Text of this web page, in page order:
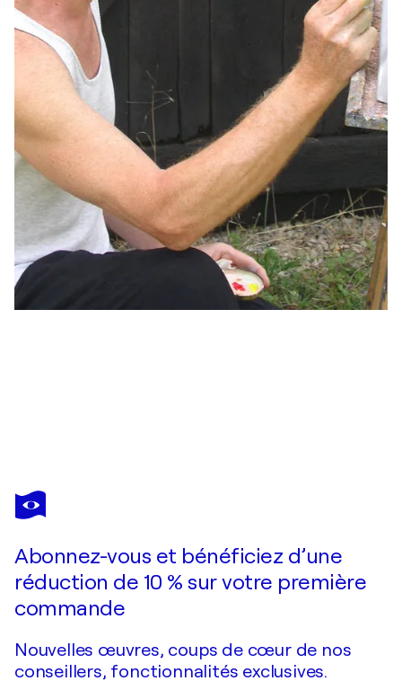
JEAN MIRRE
JO tumultueux
Abonnez-vous et bénéficiez d’une
réduction de 10 % sur votre première
commande
Nouvelles œuvres, coups de cœur de nos
conseillers, fonctionnalités exclusives.